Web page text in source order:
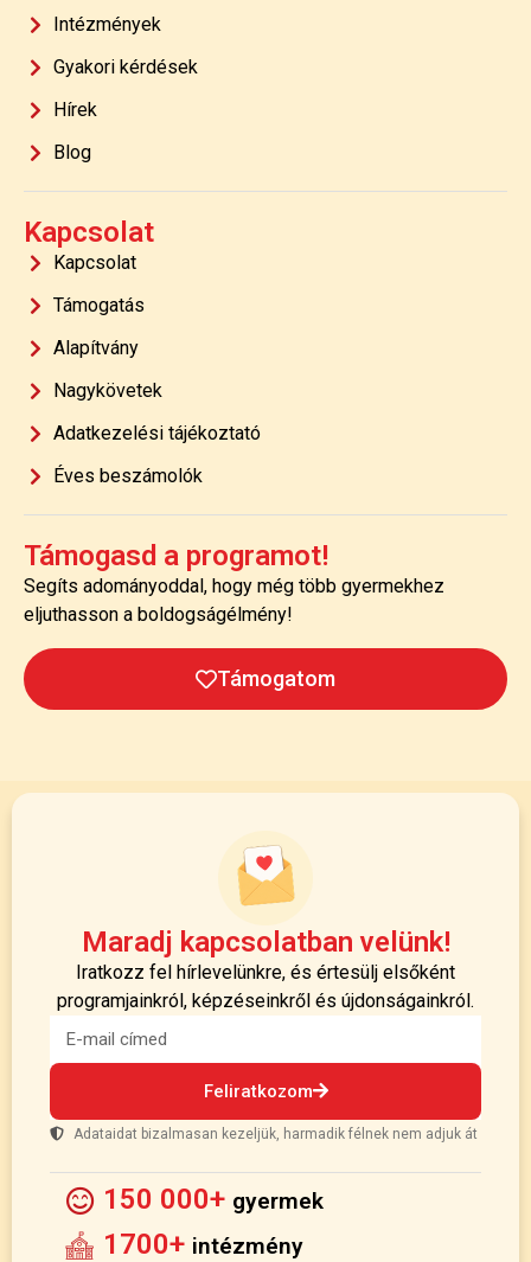
Intézmények
Gyakori kérdések
Hírek
Blog
Kapcsolat
Kapcsolat
Támogatás
Alapítvány
Nagykövetek
Adatkezelési tájékoztató
Éves beszámolók
Támogasd a programot!
Segíts adományoddal, hogy még több gyermekhez
eljuthasson a boldogságélmény!
Támogatom
Maradj kapcsolatban velünk!
Iratkozz fel hírlevelünkre, és értesülj elsőként
programjainkról, képzéseinkről és újdonságainkról.
Feliratkozom
Adataidat bizalmasan kezeljük, harmadik félnek nem adjuk át
150 000+ gyermek
1700+ intézmény